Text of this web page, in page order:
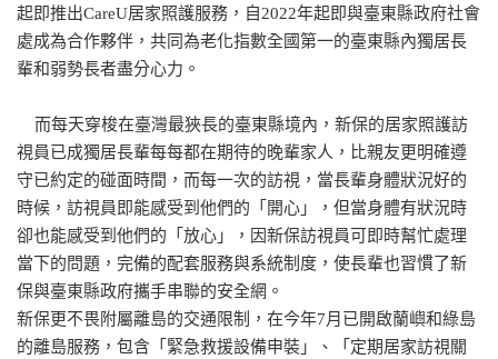
起即推出CareU居家照護服務，自2022年起即與臺東縣政府社會
處成為合作夥伴，共同為老化指數全國第一的臺東縣內獨居長
輩和弱勢長者盡分心力。
而每天穿梭在臺灣最狹長的臺東縣境內，新保的居家照護訪
視員已成獨居長輩每每都在期待的晚輩家人，比親友更明確遵
守已約定的碰面時間，而每一次的訪視，當長輩身體狀況好的
時候，訪視員即能感受到他們的「開心」，但當身體有狀況時
卻也能感受到他們的「放心」，因新保訪視員可即時幫忙處理
當下的問題，完備的配套服務與系統制度，使長輩也習慣了新
保與臺東縣政府攜手串聯的安全網。
新保更不畏附屬離島的交通限制，在今年7月已開啟蘭嶼和綠島
的離島服務，包含「緊急救援設備申裝」、「定期居家訪視關